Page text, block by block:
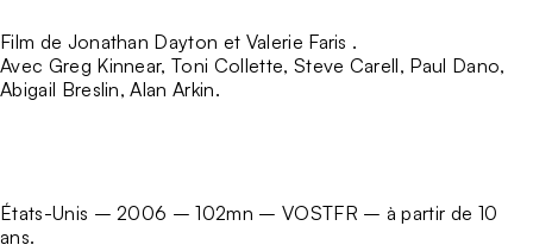
Film de Jonathan Dayton et Valerie Faris .
Avec Greg Kinnear, Toni Collette, Steve Carell, Paul Dano,
Abigail Breslin, Alan Arkin.
États-Unis – 2006 – 102mn – VOSTFR – à partir de 10
ans.